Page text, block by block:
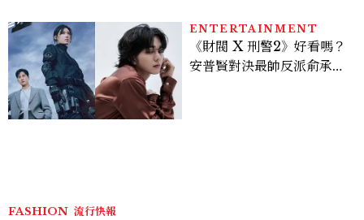
ENTERTAINMENT
《財閥 X 刑警2》好看嗎？
安普賢對決最帥反派俞承
FASHION 流行快報